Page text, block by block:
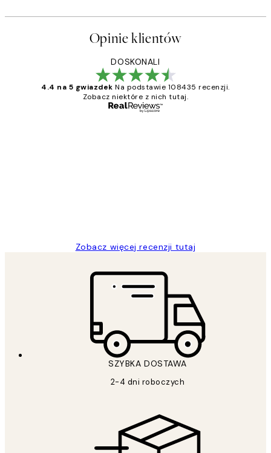
Opinie klientów
DOSKONALI
4.4 na 5 gwiazdek Na podstawie 108435 recenzji.
Zobacz niektóre z nich tutaj.
Zobacz więcej recenzji tutaj
SZYBKA DOSTAWA
2-4 dni roboczych